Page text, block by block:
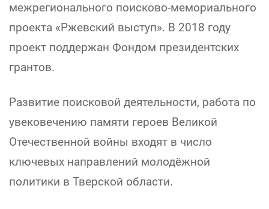
межрегионального поисково-мемориального
проекта «Ржевский выступ». В 2018 году
проект поддержан Фондом президентских
грантов.
Развитие поисковой деятельности, работа по
увековечению памяти героев Великой
Отечественной войны входят в число
ключевых направлений молодёжной
политики в Тверской области.